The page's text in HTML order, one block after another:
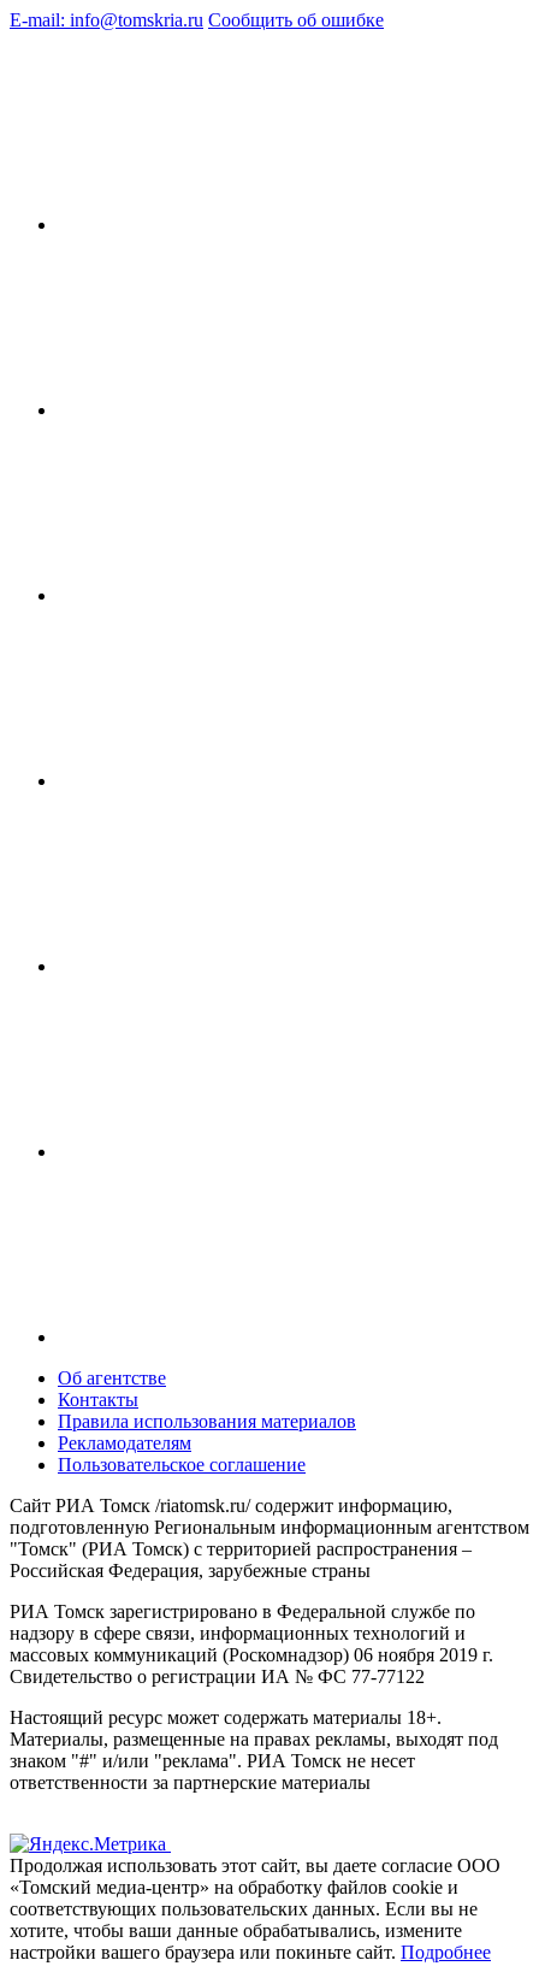
E-mail: info@tomskria.ru Сообщить об ошибке
Об агентстве
Контакты
Правила использования материалов
Рекламодателям
Пользовательское соглашение
Сайт РИА Томск /riatomsk.ru/ содержит информацию,
подготовленную Региональным информационным агентством
"Томск" (РИА Томск) с территорией распространения –
Российская Федерация, зарубежные страны
РИА Томск зарегистрировано в Федеральной службе по
надзору в сфере связи, информационных технологий и
массовых коммуникаций (Роскомнадзор) 06 ноября 2019 г.
Свидетельство о регистрации ИА № ФС 77-77122
Настоящий ресурс может содержать материалы 18+.
Материалы, размещенные на правах рекламы, выходят под
знаком "#" и/или "реклама". РИА Томск не несет
ответственности за партнерские материалы
Продолжая использовать этот сайт, вы даете согласие ООО
«Томский медиа-центр» на обработку файлов cookie и
соответствующих пользовательских данных. Если вы не
хотите, чтобы ваши данные обрабатывались, измените
настройки вашего браузера или покиньте сайт. Подробнее